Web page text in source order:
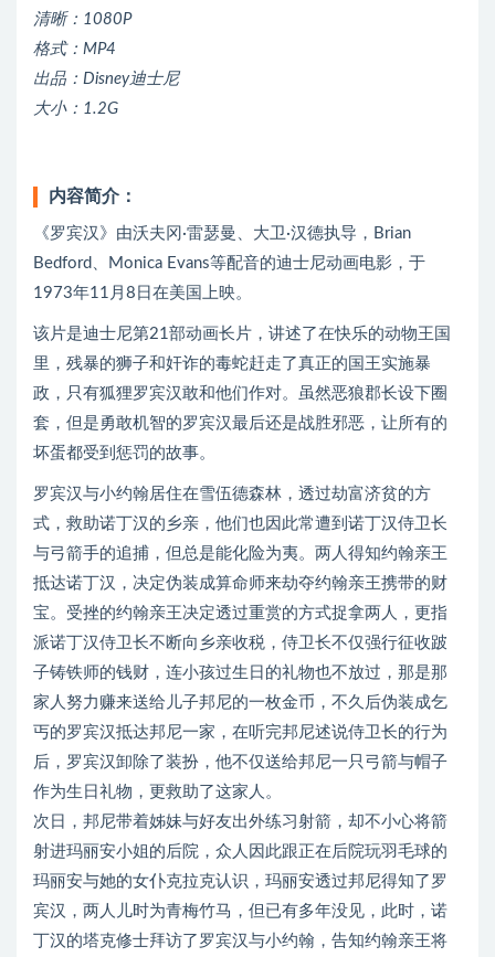
清晰：1080P
格式：MP4
出品：Disney迪士尼
大小：1.2G
内容简介：
《罗宾汉》由沃夫冈·雷瑟曼、大卫·汉德执导，Brian
Bedford、Monica Evans等配音的迪士尼动画电影，于
1973年11月8日在美国上映。
该片是迪士尼第21部动画长片，讲述了在快乐的动物王国
里，残暴的狮子和奸诈的毒蛇赶走了真正的国王实施暴
政，只有狐狸罗宾汉敢和他们作对。虽然恶狼郡长设下圈
套，但是勇敢机智的罗宾汉最后还是战胜邪恶，让所有的
坏蛋都受到惩罚的故事。
罗宾汉与小约翰居住在雪伍德森林，透过劫富济贫的方
式，救助诺丁汉的乡亲，他们也因此常遭到诺丁汉侍卫长
与弓箭手的追捕，但总是能化险为夷。两人得知约翰亲王
抵达诺丁汉，决定伪装成算命师来劫夺约翰亲王携带的财
宝。受挫的约翰亲王决定透过重赏的方式捉拿两人，更指
派诺丁汉侍卫长不断向乡亲收税，侍卫长不仅强行征收跛
子铸铁师的钱财，连小孩过生日的礼物也不放过，那是那
家人努力赚来送给儿子邦尼的一枚金币，不久后伪装成乞
丐的罗宾汉抵达邦尼一家，在听完邦尼述说侍卫长的行为
后，罗宾汉卸除了装扮，他不仅送给邦尼一只弓箭与帽子
作为生日礼物，更救助了这家人。
次日，邦尼带着姊妹与好友出外练习射箭，却不小心将箭
射进玛丽安小姐的后院，众人因此跟正在后院玩羽毛球的
玛丽安与她的女仆克拉克认识，玛丽安透过邦尼得知了罗
宾汉，两人儿时为青梅竹马，但已有多年没见，此时，诺
丁汉的塔克修士拜访了罗宾汉与小约翰，告知约翰亲王将